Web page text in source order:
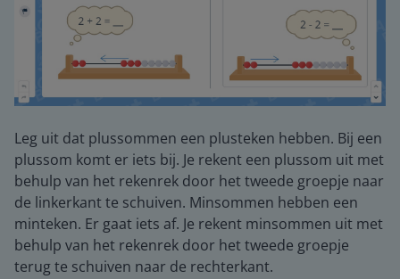
Leg uit dat plussommen een plusteken hebben. Bij een
plussom komt er iets bij. Je rekent een plussom uit met
behulp van het rekenrek door het tweede groepje naar
de linkerkant te schuiven. Minsommen hebben een
minteken. Er gaat iets af. Je rekent minsommen uit met
behulp van het rekenrek door het tweede groepje
terug te schuiven naar de rechterkant.